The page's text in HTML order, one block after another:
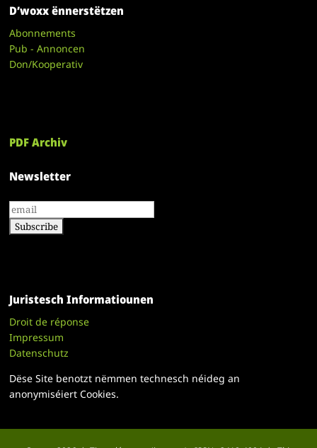
D’woxx ënnerstëtzen
Abonnements
Pub - Annoncen
Don/Kooperativ
PDF Archiv
Newsletter
Juristesch Informatiounen
Droit de réponse
Impressum
Datenschutz
Dëse Site benotzt nëmmen technesch néideg an
anonymiséiert Cookies.